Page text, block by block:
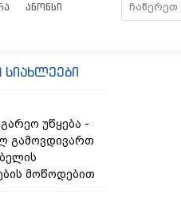
ᲐᲜᲝᲜᲡᲘ
უწყება -
გამოვდივართ
მოწოდებით